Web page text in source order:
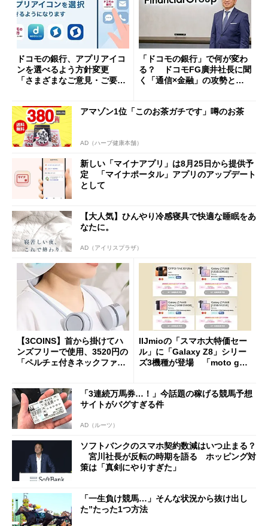
ドコモの銀行、アプリアイコ
ンを選べるよう方針変更
「さまざまなご意見・ご要望
「ドコモの銀行」で何が変わ
る？ ドコモFG廣井社長に聞
く「通信×金融」の攻勢とグ
アマゾン1位「このお茶ガチです」噂のお茶
AD（ハーブ健康本舗）
新しい「マイナアプリ」は8月25日から提供予
定 「マイナポータル」アプリのアップデート
として
【大人気】ひんやり冷感寝具で快適な睡眠をあ
なたに。
AD（アイリスプラザ）
【3COINS】首から掛けてハ
ンズフリーで使用、3520円の
「ペルチェ付きネックファ
IIJmioの「スマホ大特価セー
ル」に「Galaxy Z8」シリー
ズ3機種が登場 「moto g37
「3連続万馬券…！」今話題の稼げる競馬予想
サイトがバグすぎる件
AD（ルーツ）
ソフトバンクのスマホ契約数減はいつ止まる？
宮川社長が反転の時期を語る ホッピング対
策は「真剣にやりすぎた」
「一生負け競馬…」そんな状況から抜け出し
た”たった1つ方法